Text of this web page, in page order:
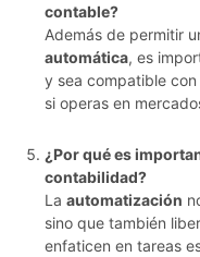
contable?
Además de permitir
automática, es
y sea compatible con
si operas en
¿Por qué es
contabilidad?
La automatización
sino que también
enfaticen en tareas